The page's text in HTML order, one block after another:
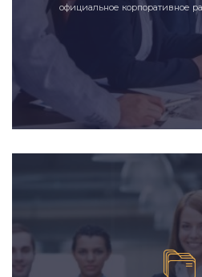
официальное корпоративное